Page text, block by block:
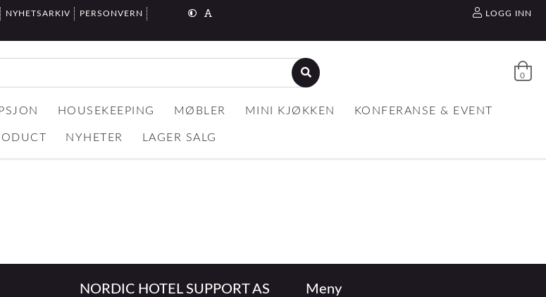
NYHETSARKIV
PERSONVERN
LOGG INN
0
HOUSEKEEPING MØBLER MINI KJØKKEN KONFERANSE & EVENT
NYHETER LAGER SALG
NORDIC HOTEL SUPPORT AS Meny